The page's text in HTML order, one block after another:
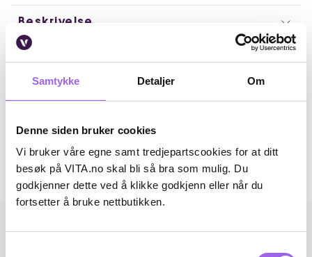
Samtykke Detaljer Om
Denne siden bruker cookies
Vi bruker våre egne samt tredjepartscookies for at ditt
besøk på VITA.no skal bli så bra som mulig. Du
godkjenner dette ved å klikke godkjenn eller når du
fortsetter å bruke nettbutikken.
Beskrivelse
Ingredienser
Omtaler
Andre har også kjøpt..